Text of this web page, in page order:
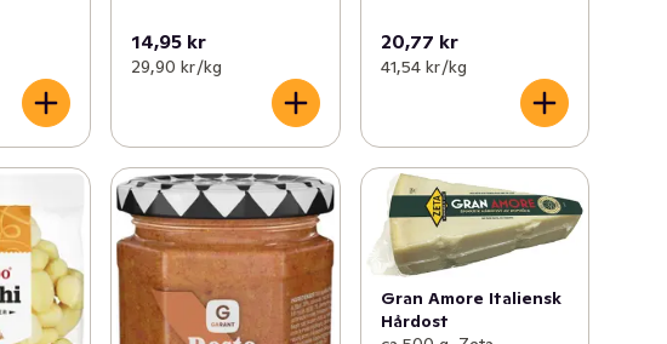
14,95 kr
29,90 kr /kg
20,77 kr
41,54 kr /kg
Gran Amore Italiensk
Hårdost